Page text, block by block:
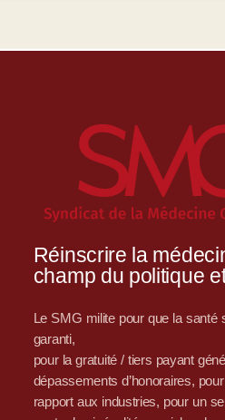
Réinscrire la
champ du politique
Le SMG milite pour que la santé
garanti,
pour la gratuité / tiers payant
dépassements d’honoraires,
rapport aux industries, pour un